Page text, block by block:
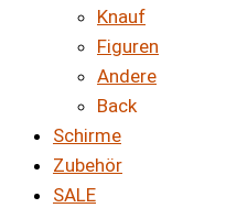
Knauf
Figuren
Andere
Back
Schirme
Zubehör
SALE